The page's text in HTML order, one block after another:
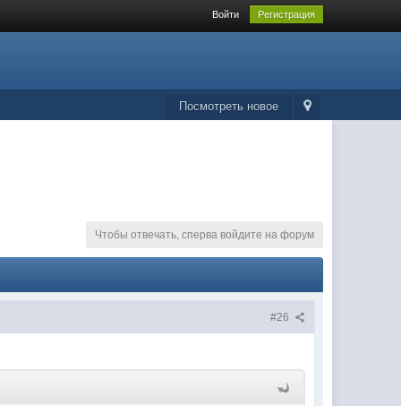
Войти Регистрация
Посмотреть новое
Чтобы отвечать, сперва войдите на форум
#26